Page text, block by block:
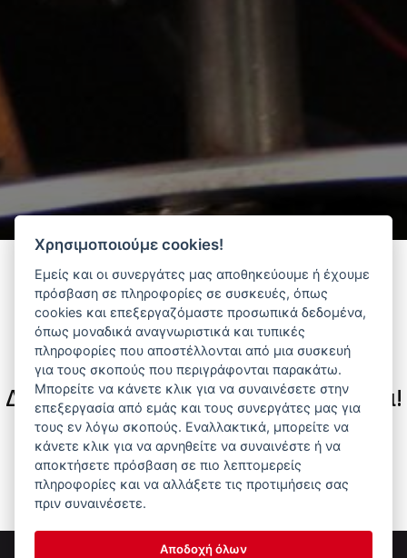
Φίλτρα
Δεν υπάρχουν διαθέσιμα προϊόντα!
Αναζητήστε προϊόντα που σας ενδιαφέρουν ανά
κατηγορία ή προμηθευτή.
Χρησιμοποιούμε cookies!
Εμείς και οι συνεργάτες μας αποθηκεύουμε ή έχουμε
πρόσβαση σε πληροφορίες σε συσκευές, όπως
cookies και επεξεργαζόμαστε προσωπικά δεδομένα,
όπως μοναδικά αναγνωριστικά και τυπικές
πληροφορίες που αποστέλλονται από μια συσκευή
για τους σκοπούς που περιγράφονται παρακάτω.
Μπορείτε να κάνετε κλικ για να συναινέσετε στην
επεξεργασία από εμάς και τους συνεργάτες μας για
τους εν λόγω σκοπούς. Εναλλακτικά, μπορείτε να
κάνετε κλικ για να αρνηθείτε να συναινέστε ή να
αποκτήσετε πρόσβαση σε πιο λεπτομερείς
πληροφορίες και να αλλάξετε τις προτιμήσεις σας
πριν συναινέσετε.
Αποδοχή όλων